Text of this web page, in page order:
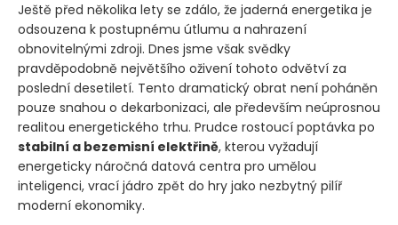
Ještě před několika lety se zdálo, že jaderná energetika je
odsouzena k postupnému útlumu a nahrazení
obnovitelnými zdroji. Dnes jsme však svědky
pravděpodobně největšího oživení tohoto odvětví za
poslední desetiletí. Tento dramatický obrat není poháněn
pouze snahou o dekarbonizaci, ale především neúprosnou
realitou energetického trhu. Prudce rostoucí poptávka po
stabilní a bezemisní elektřině, kterou vyžadují
energeticky náročná datová centra pro umělou
inteligenci, vrací jádro zpět do hry jako nezbytný pilíř
moderní ekonomiky.